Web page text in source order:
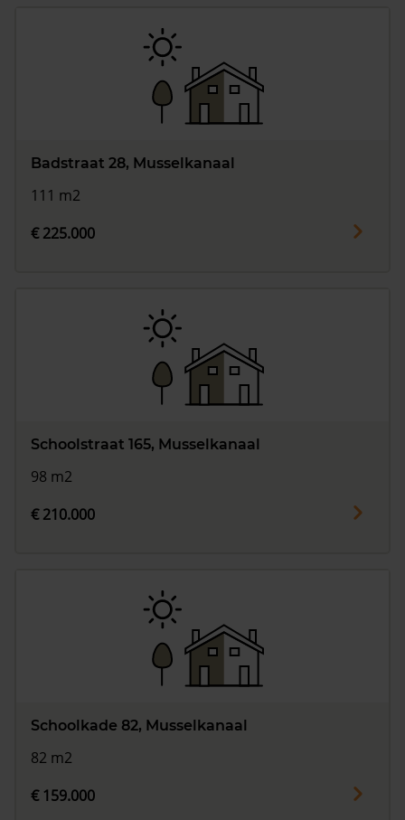
Badstraat 28, Musselkanaal
111 m2
€ 225.000
Schoolstraat 165, Musselkanaal
98 m2
€ 210.000
Schoolkade 82, Musselkanaal
82 m2
€ 159.000